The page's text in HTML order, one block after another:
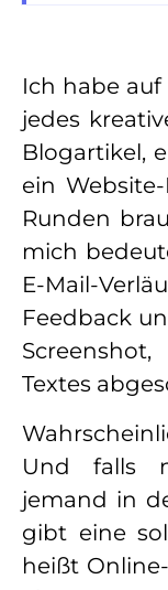
Ich habe auf
jedes
Blogartikel,
ein
Runden
mich
E-Mail-
Feedback
Textes
Und falls
jemand in
gibt eine
heißt